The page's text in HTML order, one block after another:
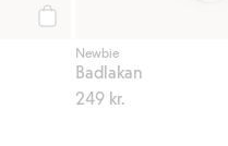
Newbie
Badlakan
249 kr.